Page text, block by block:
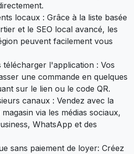
locaux : Grâce à la liste basée
et le SEO local avancé, les
peuvent facilement vous
télécharger l'application : Vos
une commande en quelques
sur le lien ou le code QR.
canaux : Vendez avec la
via les médias sociaux,
WhatsApp et des
sans paiement de loyer: Créez